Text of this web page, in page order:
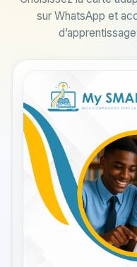
sur WhatsApp et